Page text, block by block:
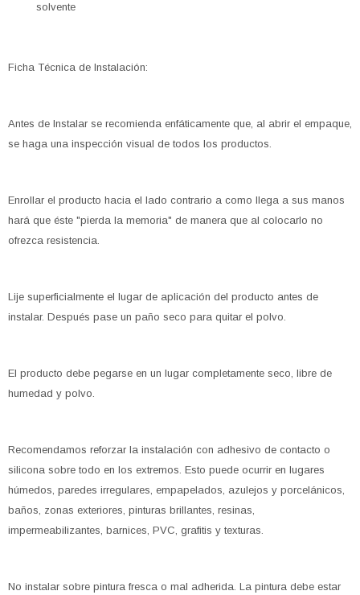
solvente
Ficha Técnica de Instalación:
Antes de Instalar se recomienda enfáticamente que, al abrir el empaque,
se haga una inspección visual de todos los productos.
Enrollar el producto hacia el lado contrario a como llega a sus manos
hará que éste "pierda la memoria" de manera que al colocarlo no
ofrezca resistencia.
Lije superficialmente el lugar de aplicación del producto antes de
instalar. Después pase un paño seco para quitar el polvo.
El producto debe pegarse en un lugar completamente seco, libre de
humedad y polvo.
Recomendamos reforzar la instalación con adhesivo de contacto o
silicona sobre todo en los extremos. Esto puede ocurrir en lugares
húmedos, paredes irregulares, empapelados, azulejos y porcelánicos,
baños, zonas exteriores, pinturas brillantes, resinas,
impermeabilizantes, barnices, PVC, grafitis y texturas.
No instalar sobre pintura fresca o mal adherida. La pintura debe estar